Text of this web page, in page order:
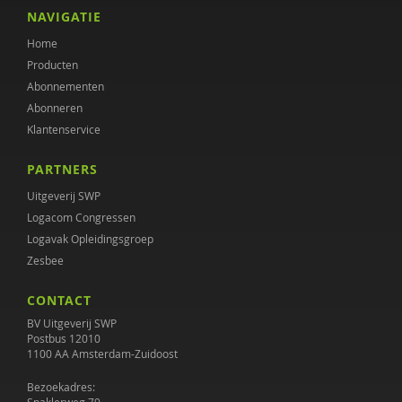
Anna Grebel
Hein de Haan
Maaike Hermsen
L.E.M. van Heugten
Annemieke Hoogstad
Edien Houwers
Coki Janssen
Janine Janssen
Claudia Kaagman
NAVIGATIE
Home
Producten
Abonnementen
Abonneren
Klantenservice
PARTNERS
Uitgeverij SWP
Logacom Congressen
Logavak Opleidingsgroep
Zesbee
CONTACT
BV Uitgeverij SWP
Postbus 12010
1100 AA Amsterdam-Zuidoost
Bezoekadres: